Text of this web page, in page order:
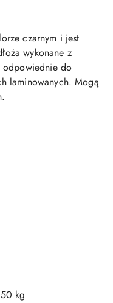
czarnym i jest
wykonane z
odpowiednie do
laminowanych. Mogą
kg